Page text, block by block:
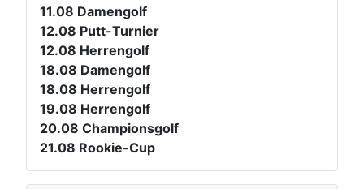
11.08 Damengolf
12.08 Putt-Turnier
12.08 Herrengolf
18.08 Damengolf
18.08 Herrengolf
19.08 Herrengolf
20.08 Championsgolf
21.08 Rookie-Cup